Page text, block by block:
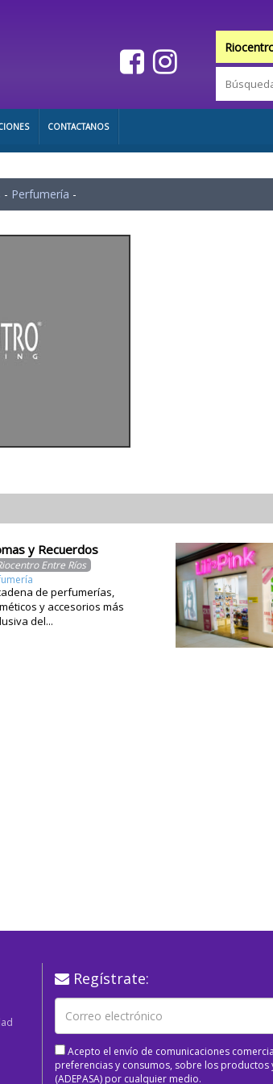
CONTACTANOS
- Perfumería -
y Recuerdos
Entre Ríos
de perfumerías,
y accesorios más
del...
Regístrate:
Acepto el envío de comunicaciones
preferencias y consumos, sobre los
(ADEPASA) por cualquier medio.